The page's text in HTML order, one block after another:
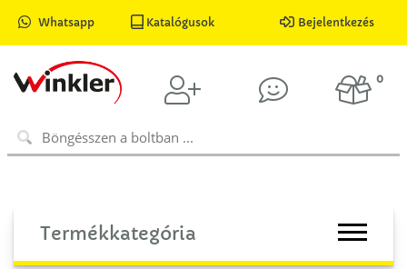
Whatsapp Katalógusok Bejelentkezés
0
Termékkategória